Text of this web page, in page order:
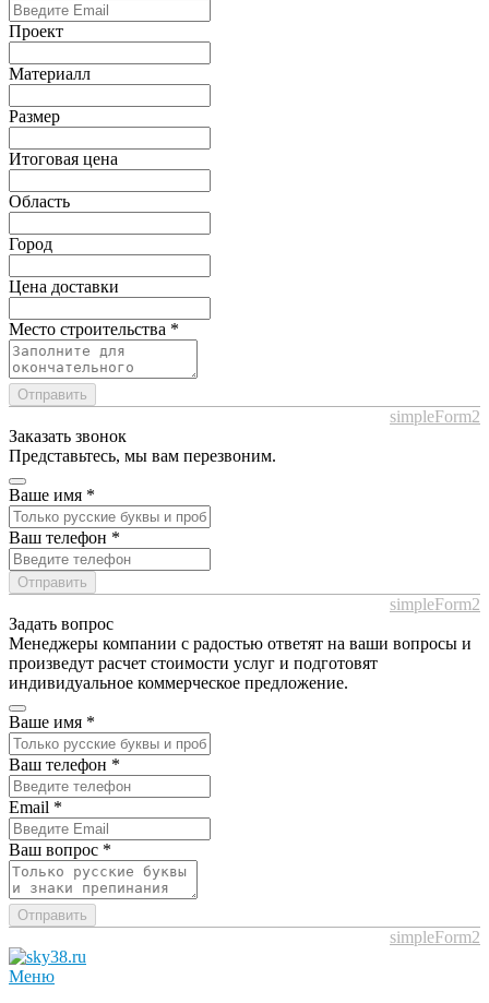
Проект
Материалл
Размер
Итоговая цена
Область
Город
Цена доставки
Место строительства *
Отправить
simpleForm2
Заказать звонок
Представьтесь, мы вам перезвоним.
Ваше имя *
Ваш телефон *
Отправить
simpleForm2
Задать вопрос
Менеджеры компании с радостью ответят на ваши вопросы и
произведут расчет стоимости услуг и подготовят
индивидуальное коммерческое предложение.
Ваше имя *
Ваш телефон *
Email *
Ваш вопрос *
Отправить
simpleForm2
Меню